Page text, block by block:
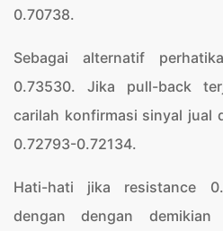
0.70738.
Sebagai alternatif
0.73530. Jika pull-back
carilah konfirmasi sinyal jual
0.72793-0.72134.
Hati-hati jika resistance
dengan dengan